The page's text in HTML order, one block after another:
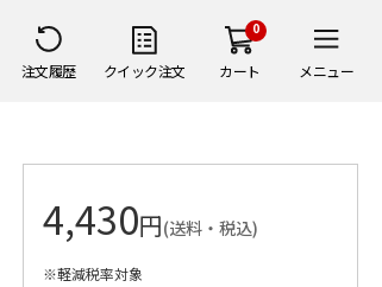
注文履歴 クイック注文
0
カート メニュー
4,430円(送料・税込)
※軽減税率対象